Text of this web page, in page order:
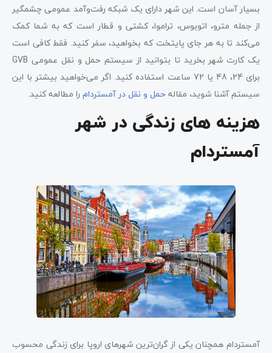
بسیار آسان است. این شهر دارای یک شبکه رفت‌وآمد عمومی چشمگیر
از جمله مترو، اتوبوس، تراموا، کشتی و قطار است که به شما کمک
می‌کند تا به هر جای پایتخت که بخواهید، سفر کنید. فقط کافی است
یک کارت شهر بخرید تا بتوانید از سیستم حمل و نقل عمومی GVB
برای 24، 48 یا 72 ساعت استفاده کنید. اگر می‌خواهید بیشتر با این
سیستم آشنا شوید، مقاله حمل و نقل در آمستردام را مطالعه کنید.
هزینه های زندگی در شهر
آمستردام
آمستردام همچنان یکی از گران‌ترین شهرهای اروپا برای زندگی محسوب